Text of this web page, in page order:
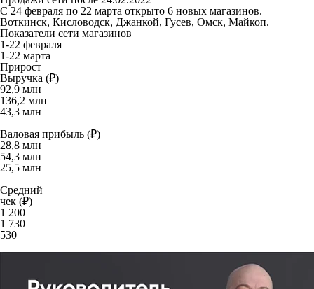
С 24 февраля по 22 марта открыто 6 новых магазинов.
Воткинск, Кисловодск, Джанкой, Гусев, Омск, Майкоп.
Показатели сети магазинов
1-22 февраля
1-22 марта
Прирост
Выручка (₽)
92,9 млн
136,2 млн
43,3 млн
Валовая прибыль (₽)
28,8 млн
54,3 млн
25,5 млн
Средний
чек (₽)
1 200
1 730
530